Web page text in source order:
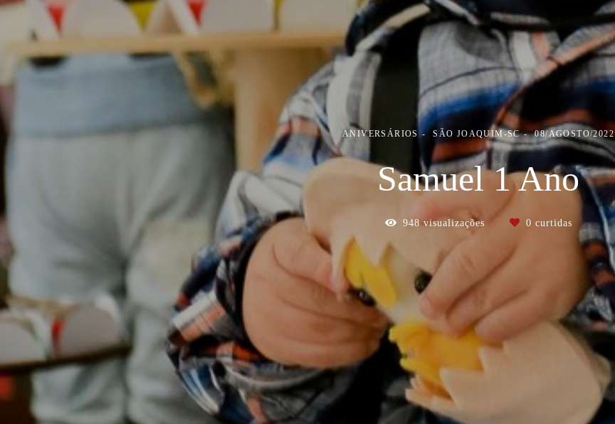
ANIVERSÁRIOS SÃO JOAQUIM-SC 08/AGOSTO/2022
Samuel 1 Ano
948 visualizações 0 curtidas